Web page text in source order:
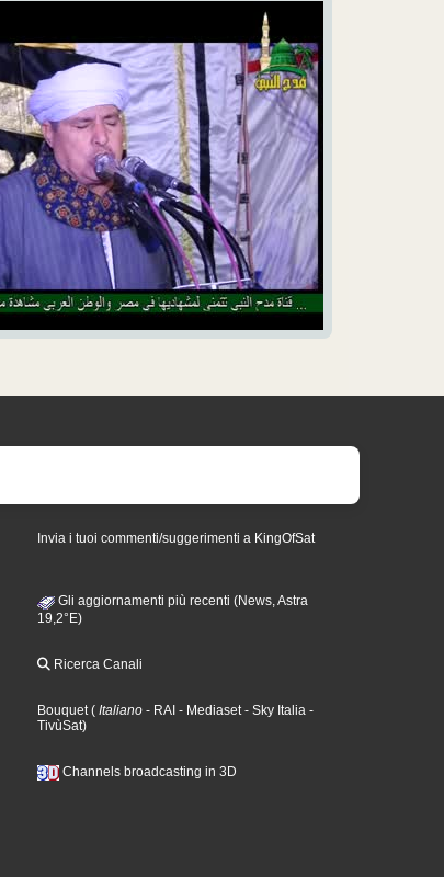
Invia i tuoi commenti/suggerimenti a KingOfSat
Gli aggiornamenti più recenti (News, Astra
19,2°E)
Ricerca Canali
Bouquet( Italiano - RAI - Mediaset- Sky Italia -
TivùSat)
Channels broadcasting in 3D